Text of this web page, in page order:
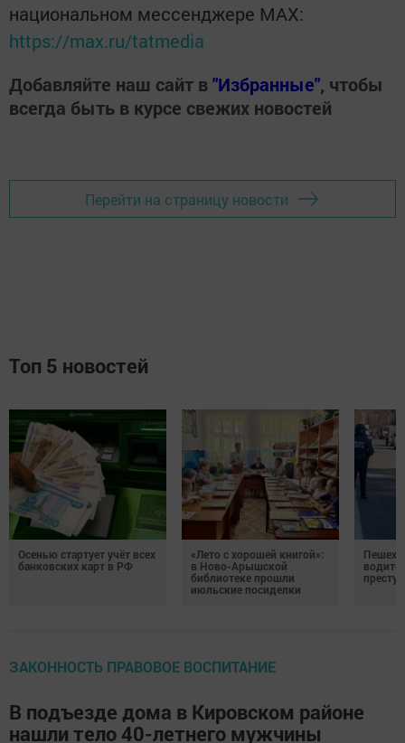
национальном мессенджере MАХ:
https://max.ru/tatmedia
Добавляйте наш сайт в"Избранные", чтобы
всегда быть в курсе свежих новостей
Перейти на страницу новости
Топ 5 новостей
Осенью стартует учёт всех
банковских карт в РФ
«Лето с хорошей книгой»:
в Ново-Арышской
библиотеке прошли
июльские посиделки
ЗАКОННОСТЬ ПРАВОВОЕ ВОСПИТАНИЕ
В подъезде дома в Кировском районе
нашли тело 40-летнего мужчины